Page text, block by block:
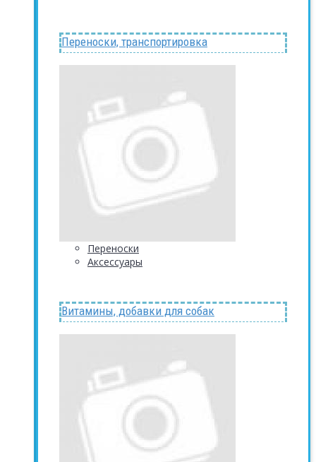
Переноски, транспортировка
Переноски
Аксессуары
Витамины, добавки для собак